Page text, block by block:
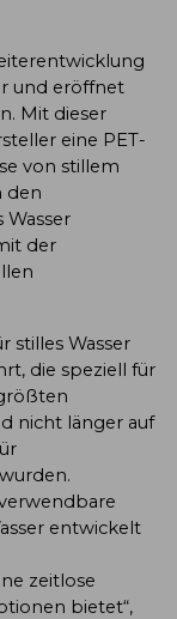
und eröffnet
Mit dieser
eine PET-
von stillem
den
der
stilles Wasser
die speziell für
nicht länger auf
entwickelt
zeitlose
bietet“,